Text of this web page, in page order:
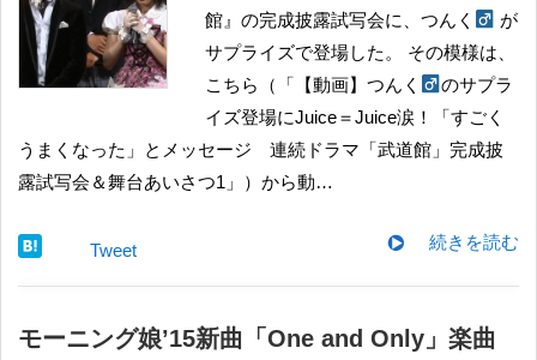
館』の完成披露試写会に、つんく
が
サプライズで登場した。 その模様は、
こちら（「【動画】つんく
のサプラ
イズ登場にJuice＝Juice涙！「すごく
うまくなった」とメッセージ 連続ドラマ「武道館」完成披
露試写会＆舞台あいさつ1」）から動…
続きを読む
Tweet
モーニング娘’15新曲「One and Only」楽曲